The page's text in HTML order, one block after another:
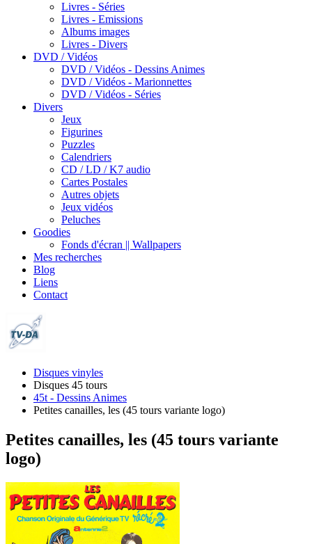
Livres - Séries
Livres - Emissions
Albums images
Livres - Divers
DVD / Vidéos
DVD / Vidéos - Dessins Animes
DVD / Vidéos - Marionnettes
DVD / Vidéos - Séries
Divers
Jeux
Figurines
Puzzles
Calendriers
CD / LD / K7 audio
Cartes Postales
Autres objets
Jeux vidéos
Peluches
Goodies
Fonds d'écran || Wallpapers
Mes recherches
Blog
Liens
Contact
Disques vinyles
Disques 45 tours
45t - Dessins Animes
Petites canailles, les (45 tours variante logo)
Petites canailles, les (45 tours variante
logo)